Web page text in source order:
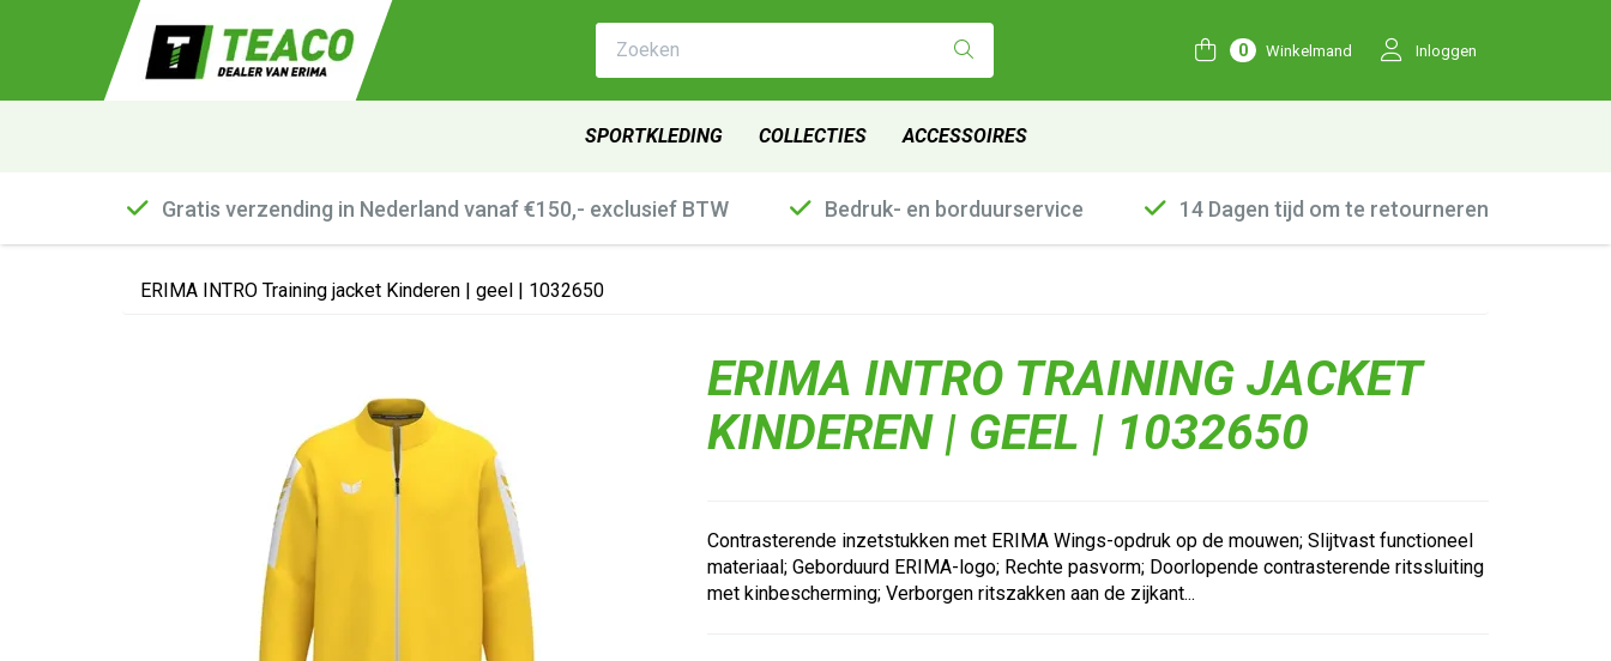
0 Winkelmand Inloggen
SPORTKLEDING COLLECTIES ACCESSOIRES
Gratis verzending in Nederland vanaf €150,- exclusief BTW Bedruk- en borduurservice 14 Dagen tijd om te retourneren
ERIMA INTRO Training jacket Kinderen | geel | 1032650
ERIMA INTRO TRAINING JACKET
KINDEREN | GEEL | 1032650
Contrasterende inzetstukken met ERIMA Wings-opdruk op de mouwen; Slijtvast functioneel
materiaal; Geborduurd ERIMA-logo; Rechte pasvorm; Doorlopende contrasterende ritssluiting
met kinbescherming; Verborgen ritszakken aan de zijkant...